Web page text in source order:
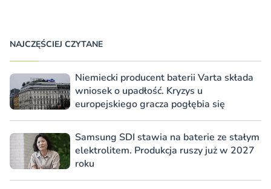
NAJCZĘŚCIEJ CZYTANE
Niemiecki producent baterii Varta składa
wniosek o upadłość. Kryzys u
europejskiego gracza pogłębia się
Samsung SDI stawia na baterie ze stałym
elektrolitem. Produkcja ruszy już w 2027
roku